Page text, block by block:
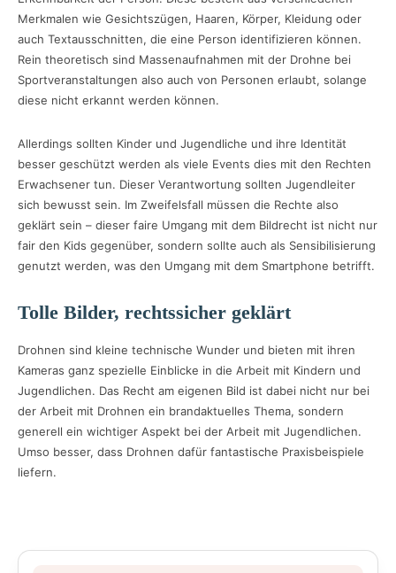
Merkmalen wie Gesichtszügen, Haaren, Körper, Kleidung oder
auch Textausschnitten, die eine Person identifizieren können.
Rein theoretisch sind Massenaufnahmen mit der Drohne bei
Sportveranstaltungen also auch von Personen erlaubt, solange
diese nicht erkannt werden können.
Allerdings sollten Kinder und Jugendliche und ihre Identität
besser geschützt werden als viele Events dies mit den Rechten
Erwachsener tun. Dieser Verantwortung sollten Jugendleiter
sich bewusst sein. Im Zweifelsfall müssen die Rechte also
geklärt sein – dieser faire Umgang mit dem Bildrecht ist nicht nur
fair den Kids gegenüber, sondern sollte auch als Sensibilisierung
genutzt werden, was den Umgang mit dem Smartphone betrifft.
Tolle Bilder, rechtssicher geklärt
Drohnen sind kleine technische Wunder und bieten mit ihren
Kameras ganz spezielle Einblicke in die Arbeit mit Kindern und
Jugendlichen. Das Recht am eigenen Bild ist dabei nicht nur bei
der Arbeit mit Drohnen ein brandaktuelles Thema, sondern
generell ein wichtiger Aspekt bei der Arbeit mit Jugendlichen.
Umso besser, dass Drohnen dafür fantastische Praxisbeispiele
liefern.